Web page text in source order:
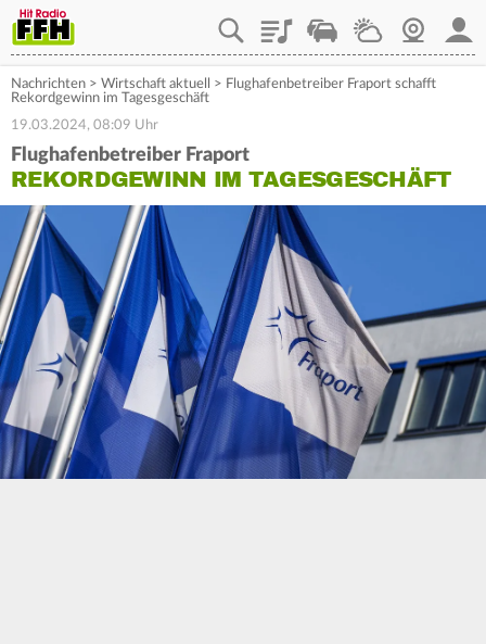
PlaylistStaupilotWetterWebcam
Nachrichten > Wirtschaft aktuell > Flughafenbetreiber Fraport schafft
Rekordgewinn im Tagesgeschäft
19.03.2024, 08:09 Uhr
Flughafenbetreiber Fraport
REKORDGEWINN IM TAGESGESCHÄFT